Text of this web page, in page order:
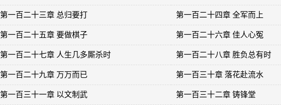
第一百二十三章 总归要打 第一百二十四章 全军而上
第一百二十五章 要做棋子 第一百二十六章 佳人心冤
第一百二十七章 人生几多厮杀时 第一百二十八章 胜负总有时
第一百二十九章 万万而已 第一百三十章 落花赴流水
第一百三十一章 以文制武 第一百三十二章 铸锋堂